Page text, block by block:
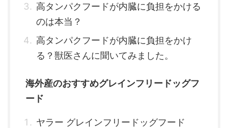
高タンパクフードが内臓に負担をかける
のは本当？
高タンパクフードが内臓に負担をかけ
る？獣医さんに聞いてみました。
海外産のおすすめグレインフリードッグフ
ード
ヤラー グレインフリードッグフード